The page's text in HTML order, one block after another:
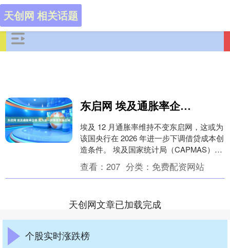
天创网 相关话题
东启网 埃及通胀率企稳 或为进一步降息创造空间
埃及 12 月通胀率维持不变东启网，这或为
该国央行在 2026 年进一步下调借贷成本创
造条件。 埃及国家统计局（CAPMAS）周
六发布数据称，12 月城市居民消....
查看： 207 分类： 免费配资网站
天创网文章已加载完成
个股实时涨跌榜